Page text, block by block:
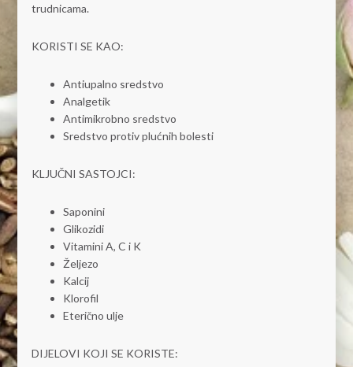
trudnicama.
KORISTI SE KAO:
Antiupalno sredstvo
Analgetik
Antimikrobno sredstvo
Sredstvo protiv plućnih bolesti
KLJUČNI SASTOJCI:
Saponini
Glikozidi
Vitamini A, C i K
Željezo
Kalcij
Klorofil
Eterično ulje
DIJELOVI KOJI SE KORISTE: